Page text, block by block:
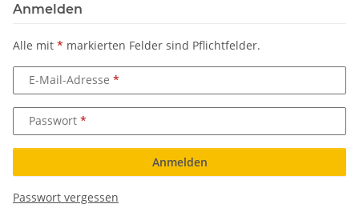
Anmelden
Alle mit * markierten Felder sind Pflichtfelder.
E-Mail-Adresse
Passwort
Anmelden
Passwort vergessen